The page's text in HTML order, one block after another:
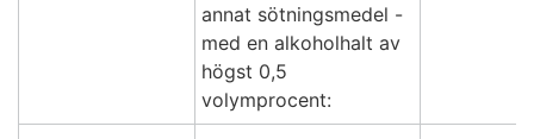
annat sötningsmedel -
med en alkoholhalt av
högst 0,5
volymprocent: